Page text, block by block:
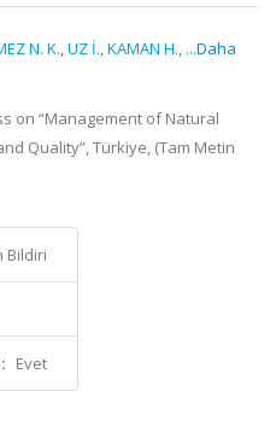
N. K.,UZ İ.,KAMAN H., ...Daha
on “Management of Natural
Quality”, Türkiye, (Tam Metin
Bildiri
Evet